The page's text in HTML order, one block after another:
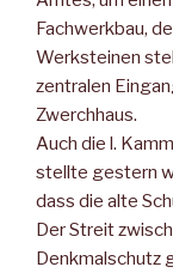
Fachwerkbau,
Werksteinen
zentralen
Zwerchhaus.
Auch die l.
stellte gestern
dass die alte
Der Streit
Denkmalschutz